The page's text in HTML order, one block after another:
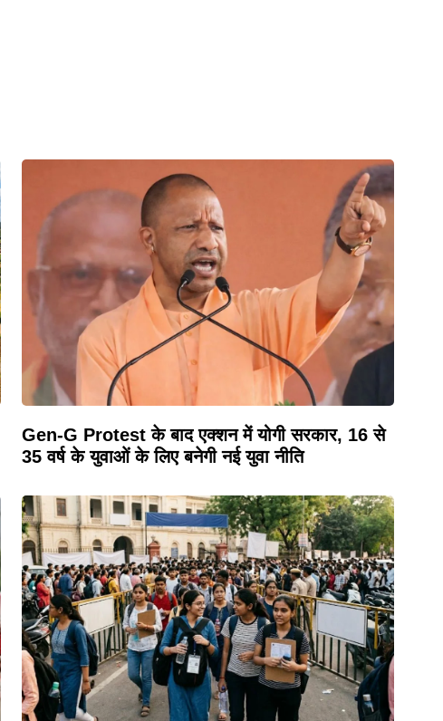
Gen-G Protest के बाद एक्शन में योगी सरकार, 16 से
35 वर्ष के युवाओं के लिए बनेगी नई युवा नीति